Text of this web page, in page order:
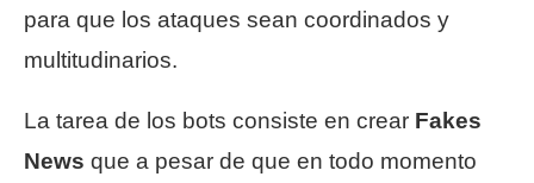
para que los ataques sean coordinados y
multitudinarios.
La tarea de los bots consiste en crear Fakes
News que a pesar de que en todo momento